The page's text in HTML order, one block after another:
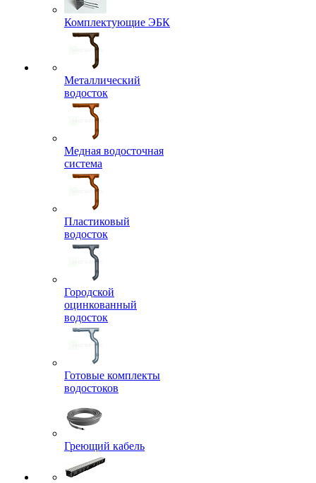
Комплектующие ЭБК
Металлический
водосток
Медная водосточная
система
Пластиковый
водосток
Городской
оцинкованный
водосток
Готовые комплекты
водостоков
Греющий кабель